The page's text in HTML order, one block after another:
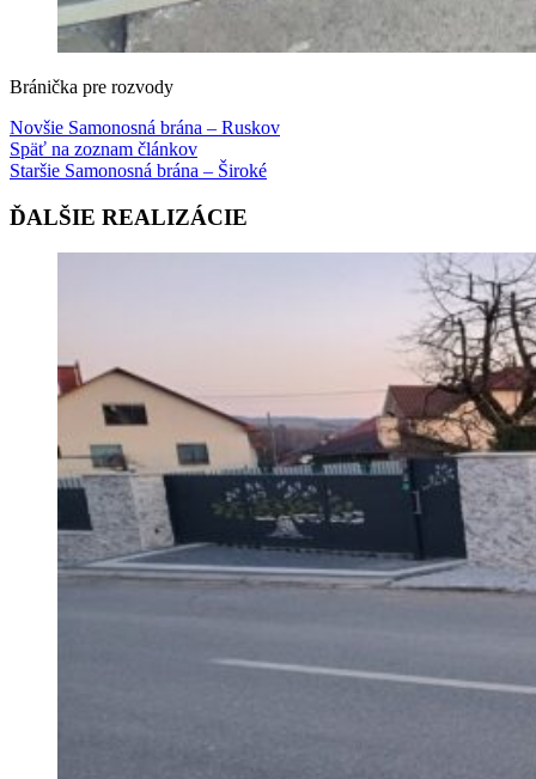
Bránička pre rozvody
Novšie Samonosná brána – Ruskov
Späť na zoznam článkov
Staršie Samonosná brána – Široké
ĎALŠIE REALIZÁCIE